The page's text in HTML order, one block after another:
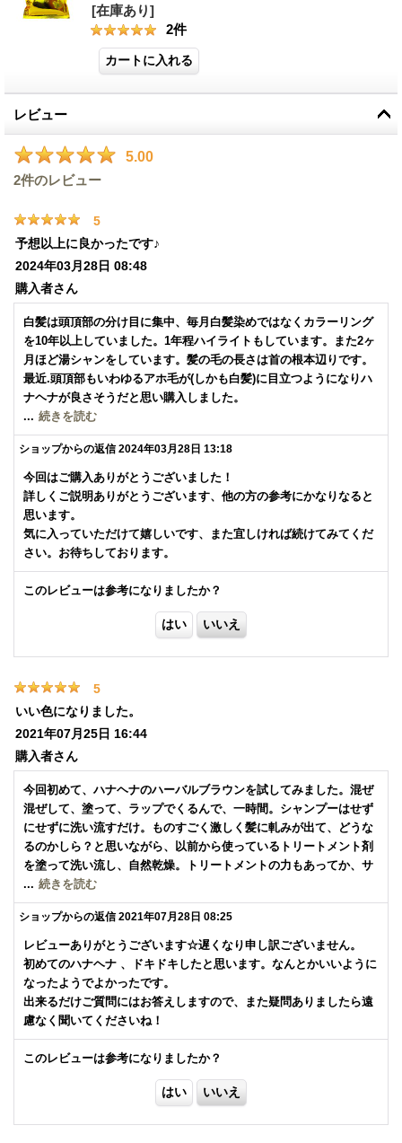
[在庫あり]
2件
レビュー
5.00
2件のレビュー
5
予想以上に良かったです♪
2024年03月28日 08:48
購入者さん
白髪は頭頂部の分け目に集中、毎月白髪染めではなくカラーリング
を10年以上していました。1年程ハイライトもしています。また2ヶ
月ほど湯シャンをしています。髪の毛の長さは首の根本辺りです。
最近.頭頂部もいわゆるアホ毛が(しかも白髪)に目立つようになりハ
ナヘナが良さそうだと思い購入しました。
一応、サイトや添付の説明書にそっていると思うのですが。髪は濡
らさず、一袋を全量使い(マヨネーズよりかためになってしまいまし
た)、2時間放置し湯シャン、自然乾燥。
染め上がりがドキドキでしたが、期待以上に自然に仕上がり大満足
です！
夫に染まっているか確認してもらいちゃんと染まっているとの事で
した。
写真も撮ってもらい自分でも確認しました。
... 続きを読む
ショップからの返信 2024年03月28日 13:18
今回はご購入ありがとうございました！
詳しくご説明ありがとうございます、他の方の参考にかなりなると
思います。
気に入っていただけて嬉しいです、また宜しければ続けてみてくだ
さい。お待ちしております。
このレビューは参考になりましたか？
5
いい色になりました。
2021年07月25日 16:44
購入者さん
今回初めて、ハナヘナのハーバルブラウンを試してみました。混ぜ
混ぜして、塗って、ラップでくるんで、一時間。シャンプーはせず
にせずに洗い流すだけ。ものすごく激しく髪に軋みが出て、どうな
るのかしら？と思いながら、以前から使っているトリートメント剤
を塗って洗い流し、自然乾燥。トリートメントの力もあってか、サ
ラサラしています。匂いはまあ、独特といえば独特ですが、ヘナし
ているって感じで、気になりません。
色のほうは、ごくごく自然な黒みがかった茶色かな？ふんわりして
て素敵です。誰にもほめてもらってませんが・・。
二日目、まだシャンプーせずに自然乾燥。少しタオルに色が付きま
したが、色がついても大丈夫なタオルだったのでこれも気になら
ず。
枕とかには、乾いてから寝ているからか色付きはありません。
ってみようと思いますが、重なるように地肌が見えないようにべっ
親切な菅野さんの質問に対するお返事も大変参考になりました。あ
そうそうわたくしは60歳代、白髪の量は30パーセントくらいでしょ
... 続きを読む
ショップからの返信 2021年07月28日 08:25
レビューありがとうございます☆遅くなり申し訳ございません。
初めてのハナヘナ 、ドキドキしたと思います。なんとかいいように
なったようでよかったです。
出来るだけご質問にはお答えしますので、また疑問ありましたら遠
慮なく聞いてくださいね！
このレビューは参考になりましたか？